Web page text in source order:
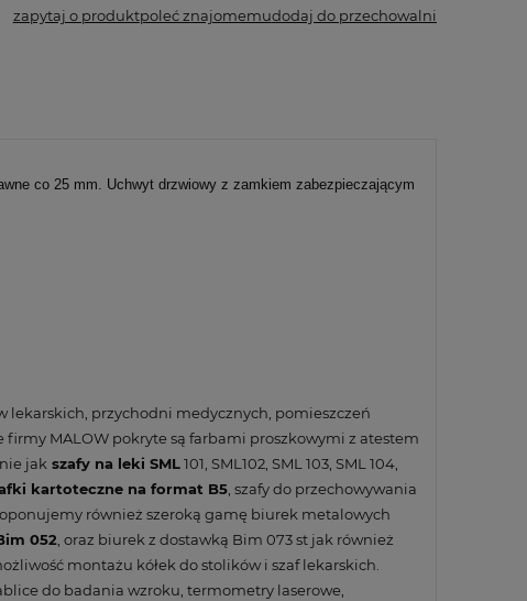
zapytaj o produktpoleć znajomemudodaj do przechowalni
co 25 mm. Uchwyt drzwiowy z zamkiem zabezpieczającym
lekarskich, przychodni medycznych, pomieszczeń
MALOW pokryte są farbami proszkowymi z atestem
jak szafy na leki SML101, SML102, SML 103, SML 104,
kartoteczne na format B5 , szafy do przechowywania
również szeroką gamę biurek metalowych
052 , oraz biurek z dostawką Bim 073 st jak również
montażu kółek do stolików i szaf lekarskich
do badania wzroku, termometry laserowe,